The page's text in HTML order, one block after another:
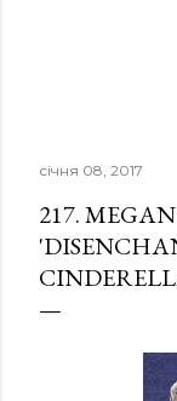
січня 08, 2017
217.